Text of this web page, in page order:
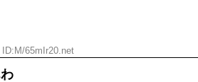
ID: M/65mIr20.net